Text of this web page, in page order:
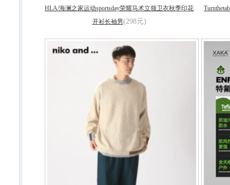
HLA/海澜之家运动sportsday荣耀马术立领卫衣秋季印花
开衫长袖男(298元)